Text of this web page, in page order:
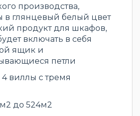
производства,
в глянцевый белый цвет
продукт для шкафов,
включать в себя
ящик и
петли
виллы с тремя
до 524м2